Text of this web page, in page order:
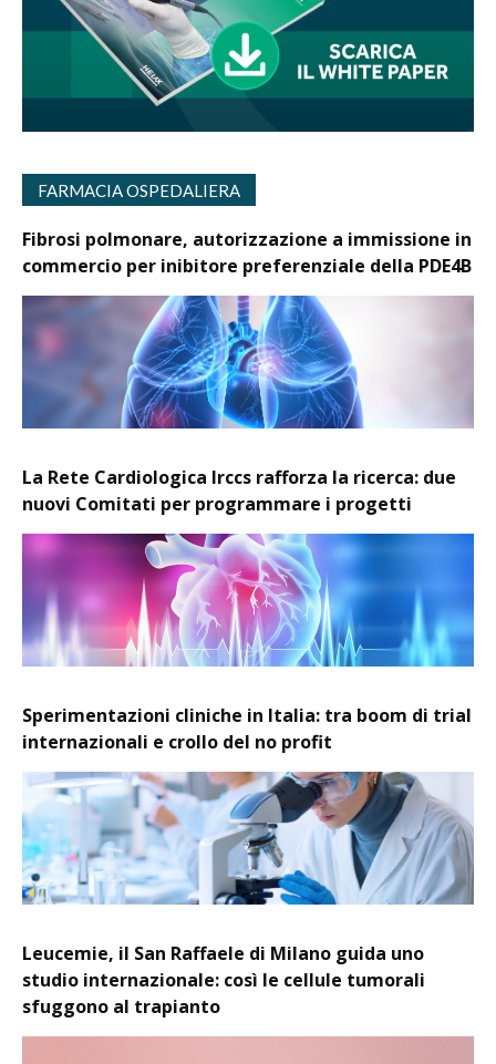
FARMACIA OSPEDALIERA
Fibrosi polmonare, autorizzazione a immissione in
commercio per inibitore preferenziale della PDE4B
La Rete Cardiologica Irccs rafforza la ricerca: due
nuovi Comitati per programmare i progetti
Sperimentazioni cliniche in Italia: tra boom di trial
internazionali e crollo del no profit
Leucemie, il San Raffaele di Milano guida uno
studio internazionale: così le cellule tumorali
sfuggono al trapianto